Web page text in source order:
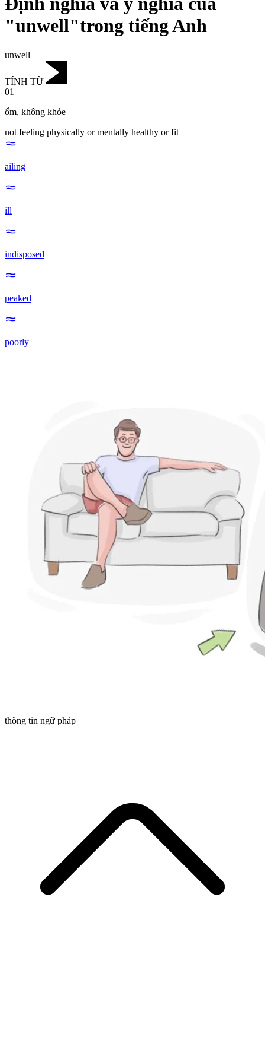
"unwell"trong tiếng Anh
unwell
TÍNH TỪ
01
ốm, không khỏe
not feeling physically or mentally healthy or fit
ailing
ill
indisposed
peaked
poorly
thông tin ngữ pháp